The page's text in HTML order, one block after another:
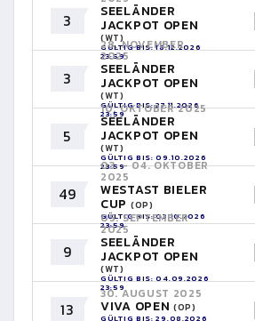
3 SEELÄNDER
JACKPOT OPEN
(WT)
GÜLTIG BIS: 18.12.2026
23:59
3
28. NOVEMBER
2025
SEELÄNDER
JACKPOT OPEN
(WT)
GÜLTIG BIS: 27.11.2026
23:59
5
10. OKTOBER 2025
SEELÄNDER
JACKPOT OPEN
(WT)
GÜLTIG BIS: 09.10.2026
23:59
49
03. - 04. OKTOBER
2025
WESTAST BIELER
CUP (OP)
GÜLTIG BIS: 03.10.2026
23:59
9
05. SEPTEMBER
2025
SEELÄNDER
JACKPOT OPEN
(WT)
GÜLTIG BIS: 04.09.2026
23:59
13
30. AUGUST 2025
VIVA OPEN (OP)